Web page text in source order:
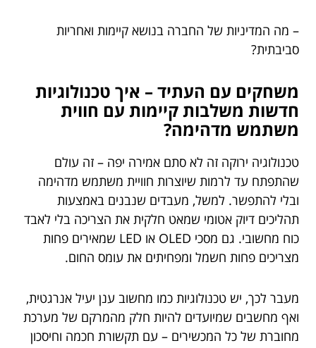
– מה המדיניות של החברה בנושא קיימות ואחריות
סביבתית?
משחקים עם העתיד – איך טכנולוגיות
חדשות משלבות קיימות עם חווית
משתמש מדהימה?
טכנולוגיה ירוקה זה לא סתם אמירה יפה – זה עולם
שהתפתח עד לרמות שיוצרות חוויית משתמש מדהימה
ובלי להתפשר. למשל, מעבדים שנבנים באמצעות
תהליכים דיוק אטומי שמאט חלקית את הצריכה בלי לאבד
כוח מחשובי. גם מסכי OLED או LED שמאירים פחות
מצריכים פחות חשמל ומפחיתים את עומס החום.
מעבר לכך, יש טכנולוגיות כמו מחשוב ענן יעיל אנרגטית,
ואף מחשבים שמיועדים להיות חלק מהמרקם של מערכת
מחוברת של כל המכשירים – עם תקשורת חכמה וחיסכון